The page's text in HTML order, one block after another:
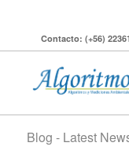
Contacto: (+56)
Blog - Latest